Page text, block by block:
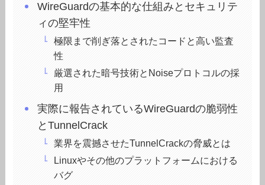
WireGuardの基本的な仕組みとセキュリテ
ィの堅牢性
極限まで削ぎ落とされたコードと高い監査
性
厳選された暗号技術とNoiseプロトコルの採
用
実際に報告されているWireGuardの脆弱性
とTunnelCrack
業界を震撼させたTunnelCrackの脅威とは
Linuxやその他のプラットフォームにおける
バグ